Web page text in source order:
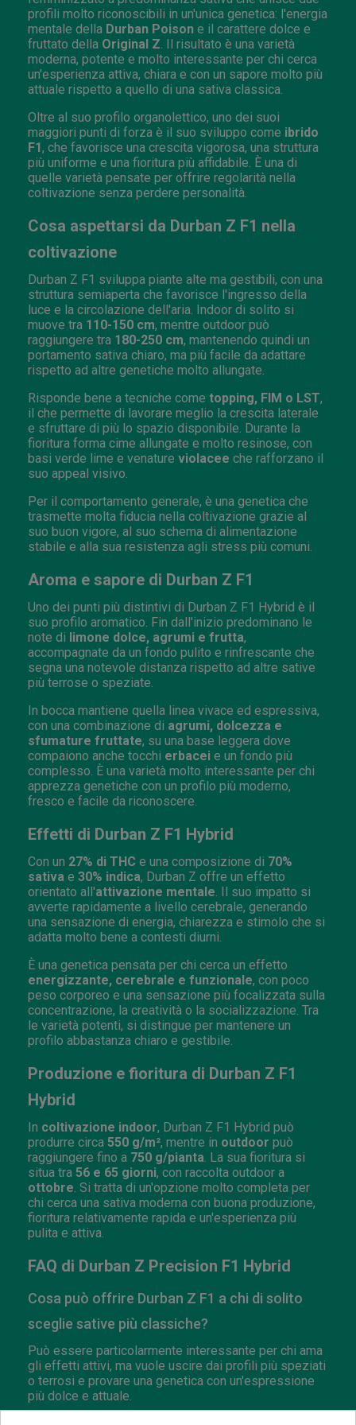
profili molto riconoscibili in un'unica genetica: l'energia
mentale della Durban Poison e il carattere dolce e
fruttato della Original Z . Il risultato è una varietà
moderna, potente e molto interessante per chi cerca
un'esperienza attiva, chiara e con un sapore molto più
attuale rispetto a quello di una sativa classica.
Oltre al suo profilo organolettico, uno dei suoi
maggiori punti di forza è il suo sviluppo come ibrido
F1, che favorisce una crescita vigorosa, una struttura
più uniforme e una fioritura più affidabile. È una di
quelle varietà pensate per offrire regolarità nella
coltivazione senza perdere personalità.
Cosa aspettarsi da Durban Z F1 nella
coltivazione
Durban Z F1 sviluppa piante alte ma gestibili, con una
struttura semiaperta che favorisce l'ingresso della
luce e la circolazione dell'aria. Indoor di solito si
muove tra 110-150 cm, mentre outdoor può
raggiungere tra 180-250 cm, mantenendo quindi un
portamento sativa chiaro, ma più facile da adattare
rispetto ad altre genetiche molto allungate.
Risponde bene a tecniche come topping, FIM o LST,
il che permette di lavorare meglio la crescita laterale
e sfruttare di più lo spazio disponibile. Durante la
fioritura forma cime allungate e molto resinose, con
basi verde lime e venature violacee che rafforzano il
suo appeal visivo.
Per il comportamento generale, è una genetica che
trasmette molta fiducia nella coltivazione grazie al
suo buon vigore, al suo schema di alimentazione
stabile e alla sua resistenza agli stress più comuni.
Aroma e sapore di Durban Z F1
Uno dei punti più distintivi di Durban Z F1 Hybrid è il
suo profilo aromatico. Fin dall'inizio predominano le
note di limone dolce, agrumi e frutta,
accompagnate da un fondo pulito e rinfrescante che
segna una notevole distanza rispetto ad altre sative
più terrose o speziate.
In bocca mantiene quella linea vivace ed espressiva,
con una combinazione di agrumi, dolcezza e
sfumature fruttate, su una base leggera dove
compaiono anche tocchi erbacei e un fondo più
complesso. È una varietà molto interessante per chi
apprezza genetiche con un profilo più moderno,
fresco e facile da riconoscere.
Effetti di Durban Z F1 Hybrid
Con un 27% di THC e una composizione di 70%
sativa e 30% indica, Durban Z offre un effetto
orientato all'attivazione mentale . Il suo impatto si
avverte rapidamente a livello cerebrale, generando
una sensazione di energia, chiarezza e stimolo che si
adatta molto bene a contesti diurni.
È una genetica pensata per chi cerca un effetto
energizzante, cerebrale e funzionale, con poco
peso corporeo e una sensazione più focalizzata sulla
concentrazione, la creatività o la socializzazione. Tra
le varietà potenti, si distingue per mantenere un
profilo abbastanza chiaro e gestibile.
Produzione e fioritura di Durban Z F1
Hybrid
In coltivazione indoor, Durban Z F1 Hybrid può
produrre circa 550 g/m², mentre in outdoor può
raggiungere fino a 750 g/pianta . La sua fioritura si
situa tra 56 e 65 giorni, con raccolta outdoor a
ottobre . Si tratta di un'opzione molto completa per
chi cerca una sativa moderna con buona produzione,
fioritura relativamente rapida e un'esperienza più
pulita e attiva.
FAQ di Durban Z Precision F1 Hybrid
Cosa può offrire Durban Z F1 a chi di solito
sceglie sative più classiche?
Può essere particolarmente interessante per chi ama
gli effetti attivi, ma vuole uscire dai profili più speziati
o terrosi e provare una genetica con un'espressione
più dolce e attuale.